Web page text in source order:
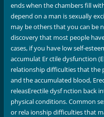
ends when the chambers fill
depend on a man is sexually
may be others that you can be
discovery that most people
cases, if you have low self-
accumulat Er ctile dysfunction
relationship difficulties that the
and the accumulated blood,
releasErectile dysf nction back
physical conditions. Common
or rela ionship difficulties that